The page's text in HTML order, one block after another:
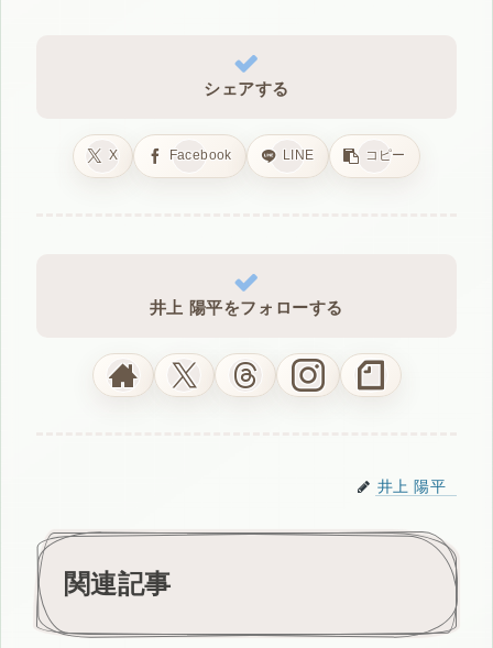
シェアする
X Facebook LINE コピー
井上 陽平をフォローする
井上 陽平
関連記事